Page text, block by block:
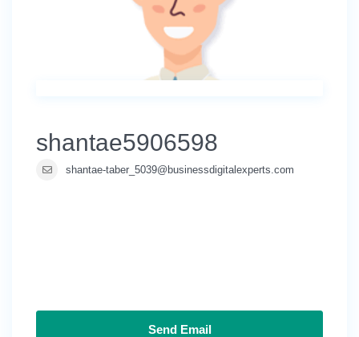
shantae5906598
shantae-taber_5039@businessdigitalexperts.com
Send Email